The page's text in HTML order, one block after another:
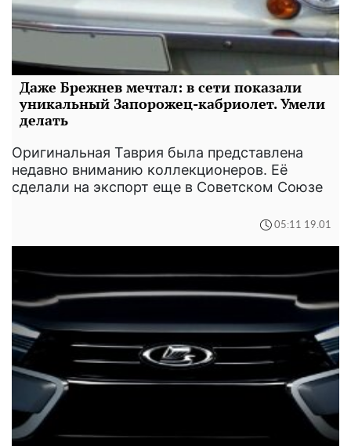
Даже Брежнев мечтал: в сети показали
уникальный Запорожец-кабриолет. Умели
делать
Оригинальная Таврия была представлена
недавно вниманию коллекционеров. Её
сделали на экспорт еще в Советском Союзе
05:11 19.01